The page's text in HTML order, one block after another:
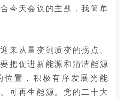
今天会议的主题，我简单
来从量变到质变的拐点。
要把促进新能源和清洁能源
位置，积极有序发展光能
可再生能源。党的二十大